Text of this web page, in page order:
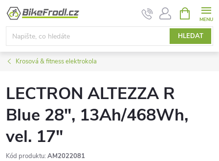
Přejít
obsah
HLEDAT
NÁKUPNÍ
KOŠÍK
Krosová & fitness elektrokola
LECTRON ALTEZZA R
Blue 28", 13Ah/468Wh,
vel. 17"
Kód produktu: AM2022081